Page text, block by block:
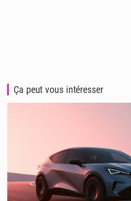
Ça peut vous intéresser